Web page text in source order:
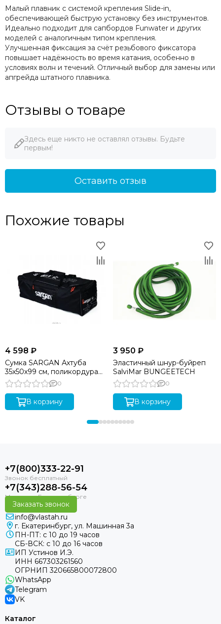
Малый плавник с системой крепления Slide-in,
обеспечивающей быструю установку без инструментов.
Идеально подходит для сапбордов Funwater и других
моделей с аналогичным типом крепления.
Улучшенная фиксация за счёт резьбового фиксатора
повышает надёжность во время катания, особенно в
условиях волн и течений. Отличный выбор для замены или
апгрейда штатного плавника.
Отзывы о товаре
Здесь еще никто не оставлял отзывы. Будьте
первым!
Оставить отзыв
Похожие товары
4 598 ₽
Сумка SARGAN Ахтуба
35х50х99 см, поликордура
Oxford 1680D PU, черный
0
В корзину
3 950 ₽
Эластичный шнур-буйреп
SalviMar BUNGEETECH
0
В корзину
+7(800)333-22-91
+7(343)288-56-54
Заказать звонок
info@vlastah.ru
г. Екатеринбург, ул. Машинная 3а
ПН-ПТ: с 10 до 19 часов
СБ-ВСК: с 10 до 16 часов
ИП Устинов И.Э.
ИНН 667303261560
ОГРНИП 320665800072800
WhatsApp
Telegram
VK
Каталог